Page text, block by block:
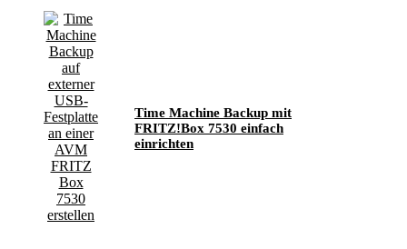
Time Machine Backup mit
FRITZ!Box 7530 einfach
einrichten